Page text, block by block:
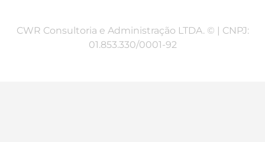
CWR Consultoria e Administração LTDA. © | CNPJ:
01.853.330/0001-92